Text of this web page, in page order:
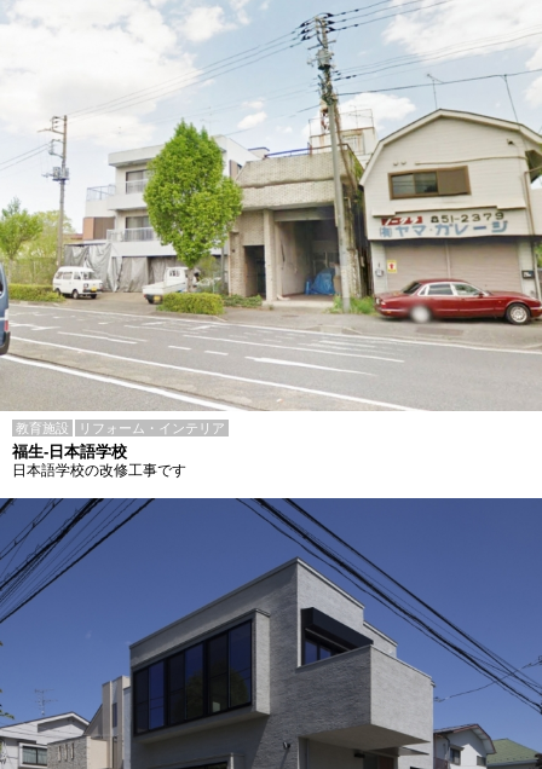
教育施設 リフォーム・インテリア
福生-日本語学校
日本語学校の改修工事です